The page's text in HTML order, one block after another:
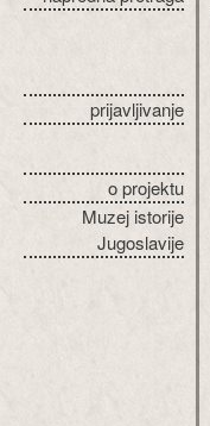
prijavljivanje
o projektu
Muzej istorije
Jugoslavije